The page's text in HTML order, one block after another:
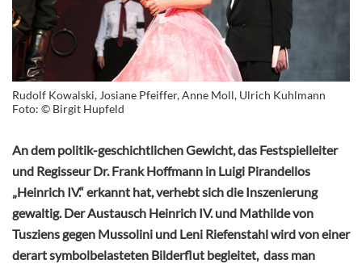
Rudolf Kowalski, Josiane Pfeiffer, Anne Moll, Ulrich Kuhlmann
Foto: © Birgit Hupfeld
An dem politik-geschichtlichen Gewicht, das Festspielleiter
und Regisseur Dr. Frank Hoffmann in Luigi Pirandellos
„Heinrich IV.“ erkannt hat, verhebt sich die Inszenierung
gewaltig. Der Austausch Heinrich IV. und Mathilde von
Tusziens gegen Mussolini und Leni Riefenstahl wird von einer
derart symbolbelasteten Bilderflut begleitet, dass man